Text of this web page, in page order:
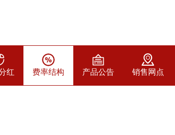
红 费率结构 产品公告 销售网点